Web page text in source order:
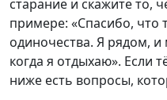
старание и скажите то,
примере: «Спасибо, что
одиночества. Я рядом,
когда я отдыхаю». Если
ниже есть вопросы,